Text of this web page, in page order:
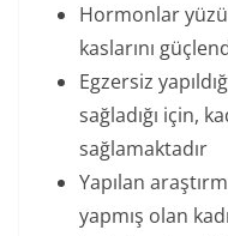
Hormonlar
kaslarını
Egzersiz
sağladığı için,
sağlamaktadır
Yapılan
yapmış olan